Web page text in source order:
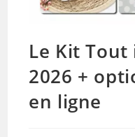
Le Kit Tout
2026 +
en ligne